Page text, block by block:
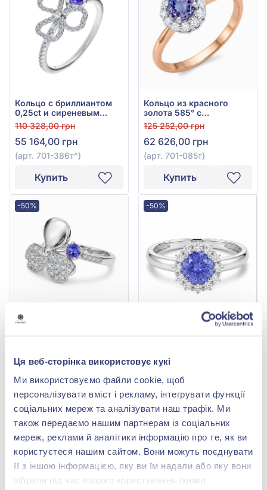
Ця веб-сторінка використовує кукі
Ми використовуємо файли cookie, щоб
персоналізувати вміст і рекламу, інтегрувати функції
соціальних мереж та аналізувати наш трафік. Ми
також передаємо нашим партнерам із соціальних
мереж, реклами й аналітики інформацію про те, як ви
користуєтеся нашим сайтом. Вони можуть поєднувати
її з іншою інформацією, яку ви їм надали або яку вони
зібрали під час вашого користування їхніми
Кольцо с бриллиантом
0,25ct и сиреневым
танзанитом 0,54ct из
белого золота 585°, арт.
701-386т
110 328,00 грн
55 164,00 грн
(арт. 701-386т^)
Купить
Кольцо из красного
золота 585° с
бриллиантом 0,15ct и
фиолетовым танзанитом
0,49ct, арт. 701-085т
125 252,00 грн
62 626,00 грн
(арт. 701-085т)
Купить
-50%
белого золота 585°, арт.
701-384т
82 282,00 грн
(арт. 701-384т^)
Купить
-50%
танзанитом 0,49ct из
белого золота 585°, арт.
701-085т
109 600,00 грн
54 800,00 грн
(арт. 701-085т^)
Купить
-70%